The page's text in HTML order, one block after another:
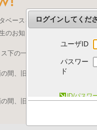
タベースを公開しました」 をア
生のお知らせ｜復旧済み】Web
ス下の一部機能の停止につい
の間、旧画面をご利用いただ
の間、旧画面をご利用いただ
ログインしてくだ
ユーザID
パスワー
ド
ID/パスワ